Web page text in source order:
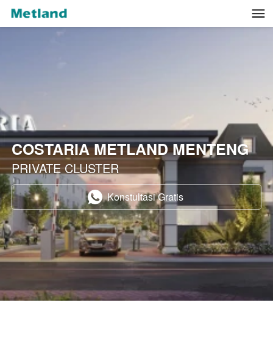
COSTARIA METLAND MENTENG
PRIVATE CLUSTER
` Konstultasi Gratis